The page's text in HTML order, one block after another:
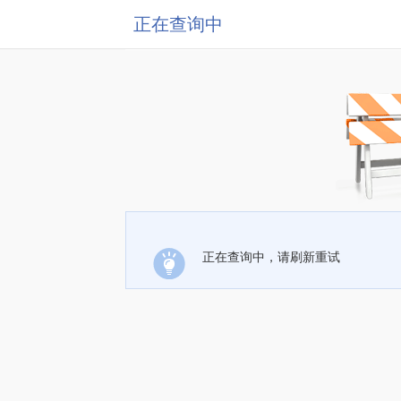
正在查询中
正在查询中，请刷新重试